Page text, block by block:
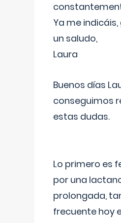
Ya me
un saludo,
Laura
Buenos días
conseguimos
estas dudas.
Lo primero es
por una
prolongada,
frecuente hoy